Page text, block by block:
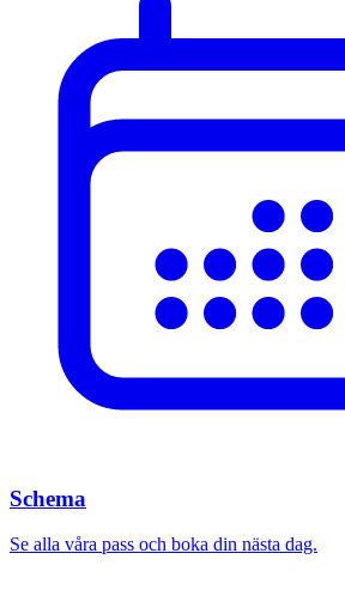
Schema
Se alla våra pass och boka din nästa dag.